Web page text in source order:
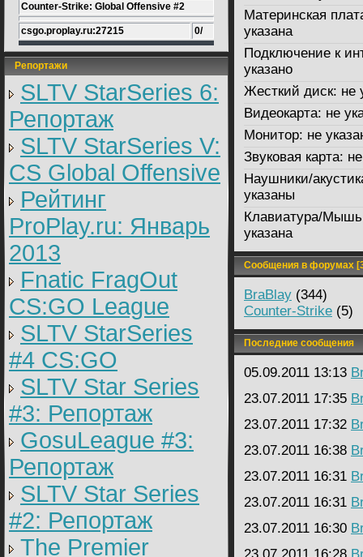
Counter-Strike: Global Offensive #2
csgo.proplay.ru:27215 0/
Репортажи
SLTV StarSeries 6:
Репортаж
SLTV StarSeries V:
CS Global Offensive
Рейтинг
ProPlay.ru: Январь
2013
Fnatic FragOut
CS:GO League
SLTV StarSeries
#4 CS:GO
SLTV Star Series
#3: Репортаж
GosuLeague #3:
Репортаж
SLTV Star Series
#2: Репортаж
The Premier
Материнская
указана
Подключение к
указано
Жесткий диск: не
Видеокарта: не
Монитор: не
Звуковая карта:
Наушники/
указаны
Клавиатура/
указана
Сообщения в форумах
BraBlay (344)
Counter-Strike (5)
Последние сообщения
05.09.2011 13:13
23.07.2011 17:35
23.07.2011 17:32
23.07.2011 16:38
23.07.2011 16:31
23.07.2011 16:31
23.07.2011 16:30